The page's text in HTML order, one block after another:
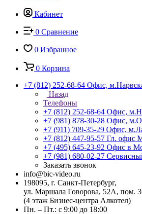
Кабинет
0 Сравнение
0 Избранное
0 Корзина
+7 (812) 252-68-64 Офис,
Назад
Телефоны
+7 (812) 252-68-64 Офис,
+7 (981) 878-30-28 Офис,
+7 (911) 709-35-29 Офис,
+7 (812) 447-95-57 Гл. офис
+7 (495) 645-23-92 Офис в
+7 (981) 680-02-27
Заказать звонок
info@bic-video.ru
198095, г. Санкт-Петербург,
ул. Маршала Говорова, 52А, пом.
(4 этаж Бизнес-центра Алкотел)
Пн. – Пт.: с 9:00 до 18:00